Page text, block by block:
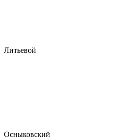
Литьевой
Осныковский